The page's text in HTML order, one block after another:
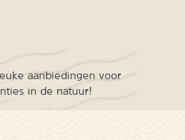
aanbiedingen voor
in de natuur!